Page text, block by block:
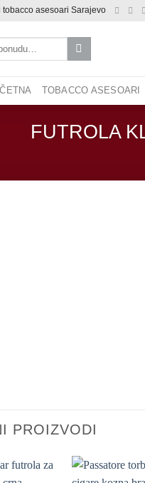
tobacco asesoari Sarajevo
TOBACCO ASESOARI
FUTROLA
PROIZVODI